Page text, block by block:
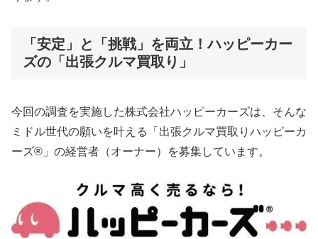
「安定」と「挑戦」を両立！ハッピーカー
ズの「出張クルマ買取り」
今回の調査を実施した株式会社ハッピーカーズは、そんな
ミドル世代の願いを叶える「出張クルマ買取りハッピーカ
ーズ®」の経営者（オーナー）を募集しています。